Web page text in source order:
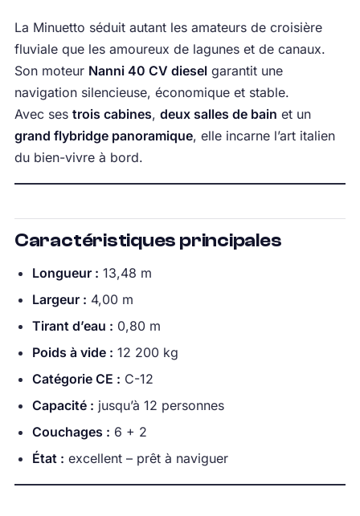
La Minuetto séduit autant les amateurs de croisière
fluviale que les amoureux de lagunes et de canaux.
Son moteur Nanni 40 CV dieselgarantit une
navigation silencieuse, économique et stable.
Avec ses trois cabines, deux salles de bain et un
grand flybridge panoramique, elle incarne l’art italien
du bien-vivre à bord.
Caractéristiques principales
Longueur : 13,48 m
Largeur : 4,00 m
Tirant d’eau : 0,80 m
Poids à vide : 12 200 kg
Catégorie CE : C-12
Capacité : jusqu’à 12 personnes
Couchages : 6 + 2
État : excellent – prêt à naviguer